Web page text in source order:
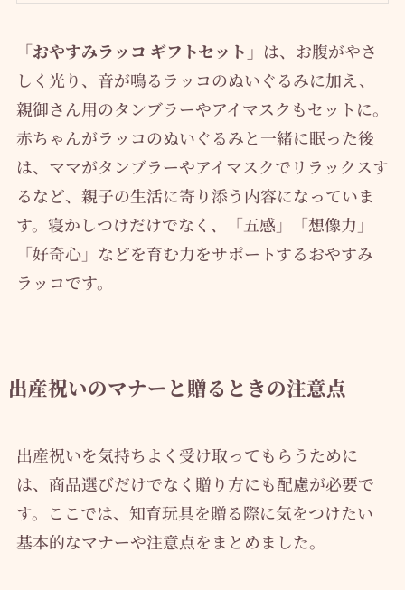
「おやすみラッコ ギフトセット」 は、お腹がやさ
しく光り、音が鳴るラッコのぬいぐるみに加え、
親御さん用のタンブラーやアイマスクもセットに。
赤ちゃんがラッコのぬいぐるみと一緒に眠った後
は、ママがタンブラーやアイマスクでリラックスす
るなど、親子の生活に寄り添う内容になっていま
す。寝かしつけだけでなく、「五感」「想像力」
「好奇心」などを育む力をサポートするおやすみ
ラッコです。
出産祝いのマナーと贈るときの注意点
出産祝いを気持ちよく受け取ってもらうために
は、商品選びだけでなく贈り方にも配慮が必要で
す。ここでは、知育玩具を贈る際に気をつけたい
基本的なマナーや注意点をまとめました。